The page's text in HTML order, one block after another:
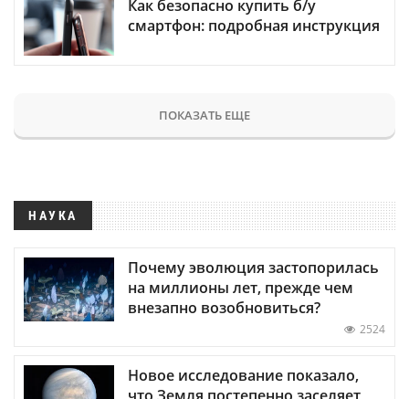
Как безопасно купить б/у
смартфон: подробная инструкция
ПОКАЗАТЬ ЕЩЕ
НАУКА
Почему эволюция застопорилась
на миллионы лет, прежде чем
внезапно возобновиться?
2524
Новое исследование показало,